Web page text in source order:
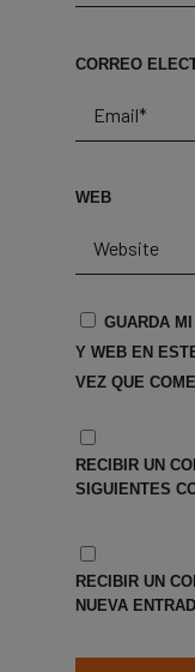
CORREO
WEB
GUARDA
Y WEB EN
VEZ QUE
RECIBIR UN
SIGUIENTES
RECIBIR UN
NUEVA